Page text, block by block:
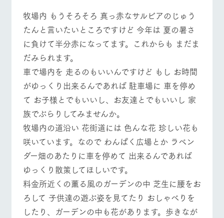
営業時
間・料金
セス
よくいた
だく質問
団体のお
客様へ
ペットを
お連れの
お客様へ
お問い合
わせ・資
料請求
りを存分に味わ
う
なかで動物とふ
れあう
ど、楽しみなが
ら学べる様々な
アクティビティ
レストラ
ン
牧場の生産品を
知り尽くした料
理人が腕を振
い、ビュッフェ
スタイルで提供
物
丹精込めて育て
た生産品をはじ
め、牧場産の逸
品を取り揃えた
店舗
牧場マップのダ
ウンロード
周遊バス
牧場内を巡る周
遊バスのご案内
ブログ
お問い合わせ・資料請求
生産品カタログ・資料DL
English (Google Translate)
ネットショップ
個人情報取扱いについて
動物とふれあう アクティビティ/体験 ショップ/お買い物
牧場マップを見る 周遊バス
営業時間・料金 交通アクセス
よくあるご質問
団体のお客様へ
ペットをお連れの
お客様へ お問い合わせ
牧場内 もうそろそろ 真っ赤なサルビアのじゅう
たんと言いたいところですけど 今年は 夏の暑さ
に負けて半分赤になってます。これからも まだま
だみられます。
車で場内を 走るのもいいんですけど もし お時間
がゆっくり出来るんであれば 駐車場に 車を停め
て お子様とでもいいし、お友達とでもいいし 家
族でぶらりしてみませんか。
牧場内の道沿い 花街道には 色んな花 珍しい花も
咲いています。なので わんぱく広場とか ラベン
ダー畑のあたりに車を停めて 出来るんであれば
ゆっくり散策してほしいです。
料金所近くの薫る風のガーデンの中 芝生に腰をお
ろして 子供達の遊ぶ姿を見てたり おしゃべりを
したり、ガーデンの中も花があります。歩きなが